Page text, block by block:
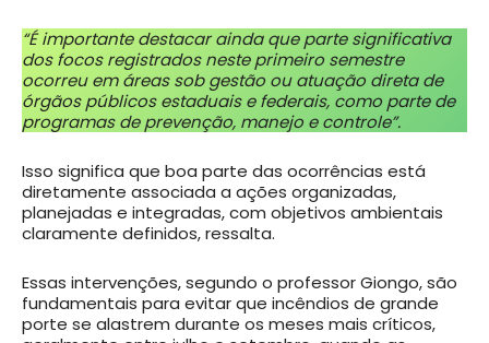
“É importante destacar ainda que parte significativa
dos focos registrados neste primeiro semestre
ocorreu em áreas sob gestão ou atuação direta de
órgãos públicos estaduais e federais, como parte de
programas de prevenção, manejo e controle”.
Isso significa que boa parte das ocorrências está
diretamente associada a ações organizadas,
planejadas e integradas, com objetivos ambientais
claramente definidos, ressalta.
Essas intervenções, segundo o professor Giongo, são
fundamentais para evitar que incêndios de grande
porte se alastrem durante os meses mais críticos,